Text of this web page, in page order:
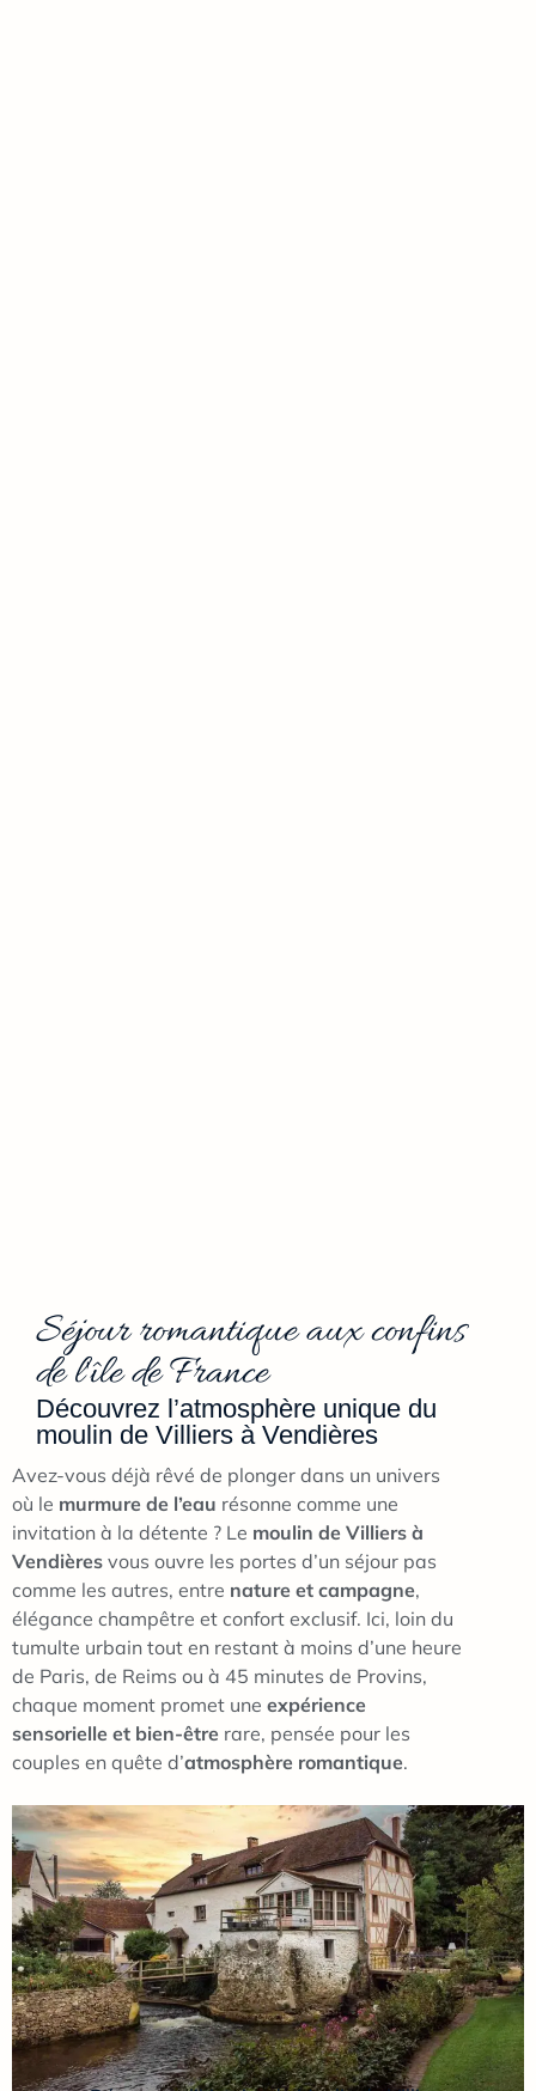
Séjour romantique aux confins
de l'île de France
Découvrez l’atmosphère unique du
moulin de Villiers à Vendières
Avez-vous déjà rêvé de plonger dans un univers
où le murmure de l’eau résonne comme une
invitation à la détente ? Le moulin de Villiers à
Vendières vous ouvre les portes d’un séjour pas
comme les autres, entre nature et campagne,
élégance champêtre et confort exclusif. Ici, loin du
tumulte urbain tout en restant à moins d’une heure
de Paris, de Reims ou à 45 minutes de Provins,
chaque moment promet une expérience
sensorielle et bien-être rare, pensée pour les
couples en quête d’atmosphère romantique.